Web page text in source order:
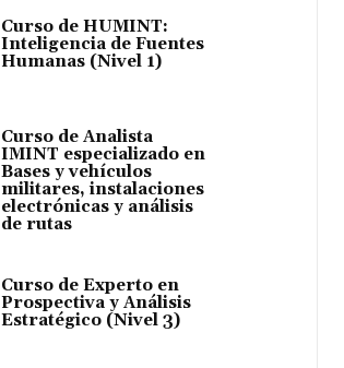
Curso de HUMINT:
Inteligencia de Fuentes
Humanas (Nivel 1)
Curso de Analista
IMINT especializado en
Bases y vehículos
militares, instalaciones
electrónicas y análisis
de rutas
Curso de Experto en
Prospectiva y Análisis
Estratégico (Nivel 3)